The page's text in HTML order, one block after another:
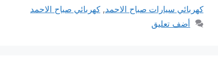
كهربائي سيارات صباح الاحمد, كهربائي صباح الاحمد
أضف تعليق